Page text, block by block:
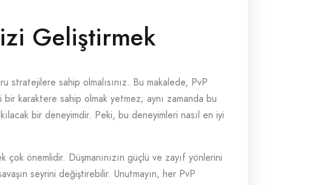
Geliştirmek
stratejilere sahip olmalısınız. Bu makalede, PvP
karaktere sahip olmak yetmez; aynı zamanda bu
bir deneyimdir. Peki, bu deneyimleri nasıl en iyi
önemlidir. Düşmanınızın güçlü ve zayıf yönlerini
seyrini değiştirebilir. Unutmayın, her PvP